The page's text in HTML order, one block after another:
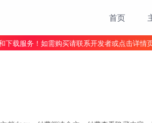
首页
载服务！如需购买请联系开发者或点击详情